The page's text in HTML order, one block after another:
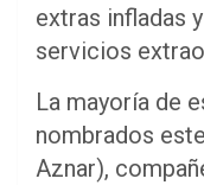
extras infladas
servicios
La mayoría de
nombrados
Aznar),